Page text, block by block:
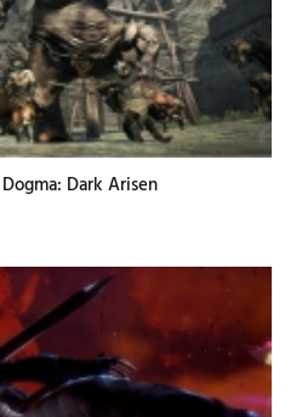
Dark Arisen